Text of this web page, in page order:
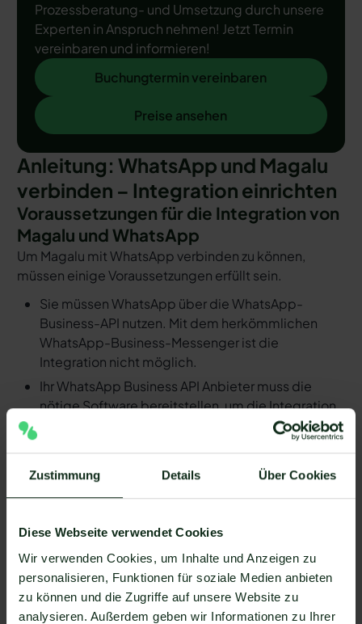
Zustimmung Details Über Cookies
Diese Webseite verwendet Cookies
Wir verwenden Cookies, um Inhalte und Anzeigen zu
personalisieren, Funktionen für soziale Medien anbieten
zu können und die Zugriffe auf unsere Website zu
analysieren. Außerdem geben wir Informationen zu Ihrer
Prozessberatung- und Umsetzung durch unsere
Experten in Anspruch nehmen! Jetzt Termin
vereinbaren und informieren!
Buchungtermin vereinbaren
Buchungtermin vereinbaren
Preise ansehen
Preise ansehen
Anleitung: WhatsApp und Magalu
verbinden – Integration einrichten
Voraussetzungen für die Integration von
Magalu und WhatsApp
Um Magalu mit WhatsApp verbinden zu können,
müssen einige Voraussetzungen erfüllt sein.
Sie müssen WhatsApp über die WhatsApp-
Business-API nutzen. Mit dem herkömmlichen
WhatsApp-Business-Messenger ist die
Integration nicht möglich.
Ihr WhatsApp Business API Anbieter muss die
nötige Software bereitstellen, um die Integration
zu ermöglichen. Längst nicht alle Anbieter der
WhatsApp API sind in der Lage, eine Integration
von Magalu und WhatsApp zu ermöglichen. Mit
Mateo stehen Ihnen dank der Zapier Integration
über 6.000 Apps zur Verfügung, die Sie mit
natürlich auch Magalu !
Da der Einrichtungsprozess der Integration je nach
dem Anbieter der WhatsApp API Schnittstelle
differenziert, gibt es keine allgemein gültige